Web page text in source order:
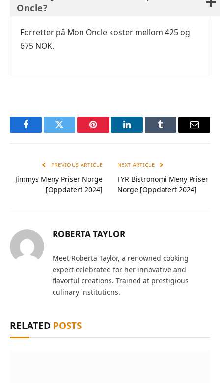
Oncle?
Forretter på Mon Oncle koster mellom 425 og
675 NOK.
FacebookTwitter Pinterest LinkedInTumblr Email
PREVIOUS ARTICLE
Jimmys Meny Priser Norge
[Oppdatert 2024]
NEXT ARTICLE
FYR Bistronomi Meny Priser
Norge [Oppdatert 2024]
ROBERTA TAYLOR
Meet Roberta Taylor, a renowned cooking
expert celebrated for her innovative and
flavorful creations. Trained at prestigious
culinary institutions.
RELATED POSTS